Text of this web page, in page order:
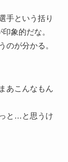
手という括り
象的だな。
のが分かる。
あこんなもん
と…と思うけ